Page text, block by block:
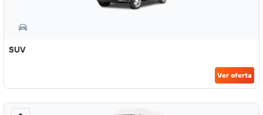
SUV
Ver oferta